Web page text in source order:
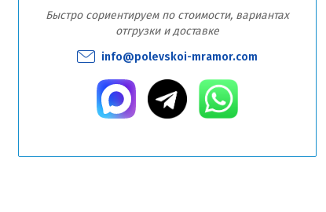
Быстро сориентируем по стоимости, вариантах
отгрузки и доставке
info@polevskoi-mramor.com